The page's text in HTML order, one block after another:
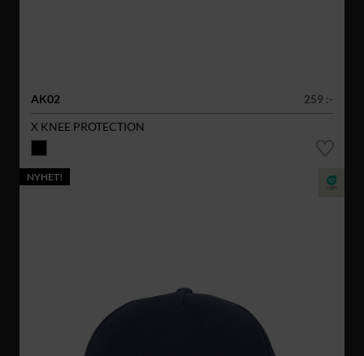
AK02
259 :-
X KNEE PROTECTION
NYHET!